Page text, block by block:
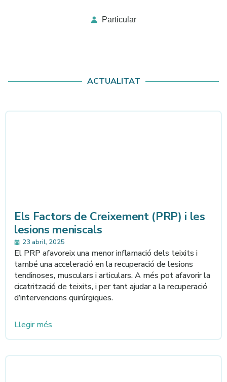
Particular
ACTUALITAT
Els Factors de Creixement (PRP) i les
lesions meniscals
23 abril, 2025
El PRP afavoreix una menor inflamació dels teixits i
també una acceleració en la recuperació de lesions
tendinoses, musculars i articulars. A més pot afavorir la
cicatrització de teixits, i per tant ajudar a la recuperació
d’intervencions quirúrgiques.
Llegir més